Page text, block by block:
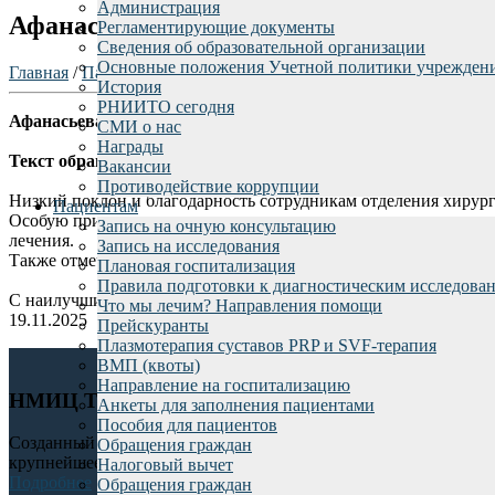
Администрация
Регламентирующие документы
Сведения об образовательной организации
Основные положения Учетной политики
История
РНИИТО сегодня
СМИ о нас
Награды
Вакансии
Противодействие коррупции
Пациентам
Запись на очную консультацию
Запись на исследования
Плановая госпитализация
Правила подготовки к диагностическим
Что мы лечим? Направления помощи
Прейскуранты
Плазмотерапия суставов PRP и SVF-терапия
ВМП (квоты)
Направление на госпитализацию
Анкеты для заполнения пациентами
Пособия для пациентов
Обращения граждан
Налоговый вычет
Обращения граждан
Афанасьева А.А.
Главная /Пациентам/Отзывы пациентов/
Афанасьева А.А.
Текст обращения:
Низкий поклон и благодарность сотрудникам отделения
Особую признательность выражаю прооперировавшего
лечения.
Также отмечаю работу заведующего отделом заведующего
С наилучшими пожеланиями и всех Вам благ от благодарной
19.11.2025
НМИЦ ТО им. Р.Р. Вредена
Созданный в 1906 году Российский научно-
крупнейшее в России клиническое, научное и учебное
Подробнее